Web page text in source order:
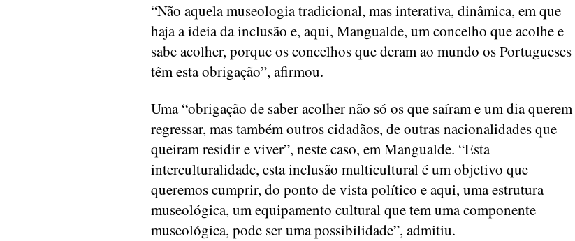
“Não aquela museologia tradicional, mas interativa, dinâmica, em que
haja a ideia da inclusão e, aqui, Mangualde, um concelho que acolhe e
sabe acolher, porque os concelhos que deram ao mundo os Portugueses
têm esta obrigação”, afirmou.
Uma “obrigação de saber acolher não só os que saíram e um dia querem
regressar, mas também outros cidadãos, de outras nacionalidades que
queiram residir e viver”, neste caso, em Mangualde. “Esta
interculturalidade, esta inclusão multicultural é um objetivo que
queremos cumprir, do ponto de vista político e aqui, uma estrutura
museológica, um equipamento cultural que tem uma componente
museológica, pode ser uma possibilidade”, admitiu.